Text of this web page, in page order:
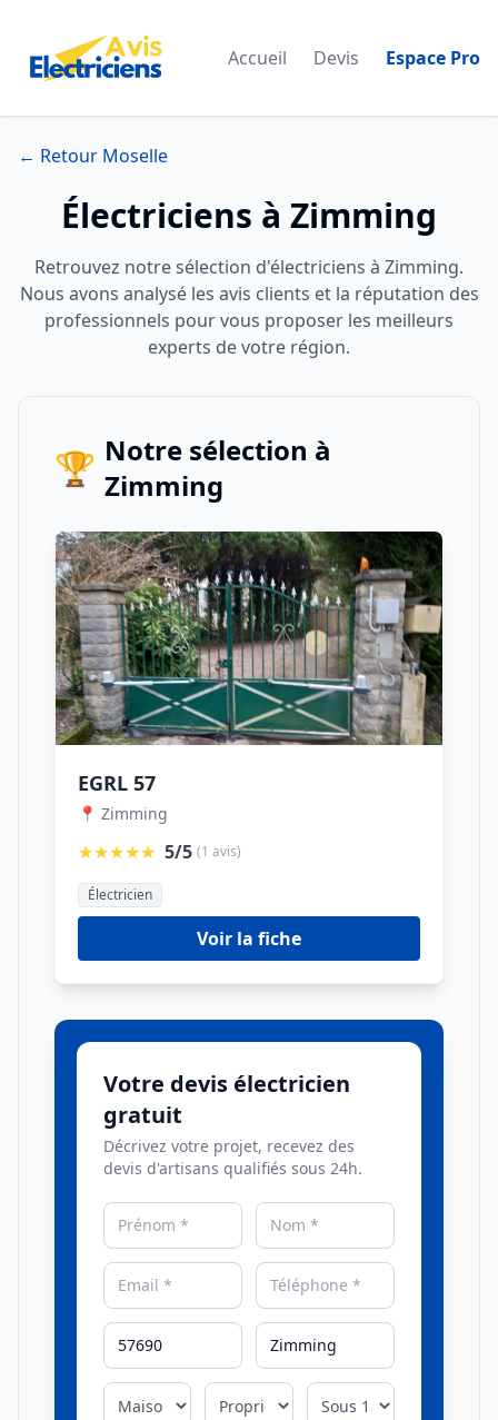
Accueil Devis Espace Pro
← Retour Moselle
Électriciens à Zimming
Retrouvez notre sélection d'électriciens à Zimming.
Nous avons analysé les avis clients et la réputation des
professionnels pour vous proposer les meilleurs
experts de votre région.
🏆 Notre sélection à
Zimming
EGRL 57
📍 Zimming
★★★★★ 5/5 (1 avis)
Électricien
Voir la fiche
Votre devis électricien
gratuit
Décrivez votre projet, recevez des
devis d'artisans qualifiés sous 24h.